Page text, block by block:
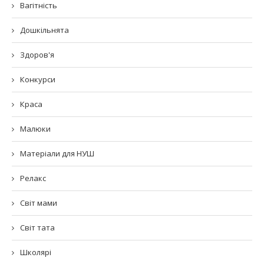
Вагітність
Дошкільнята
Здоров'я
Конкурси
Краса
Малюки
Матеріали для НУШ
Релакс
Світ мами
Світ тата
Школярі